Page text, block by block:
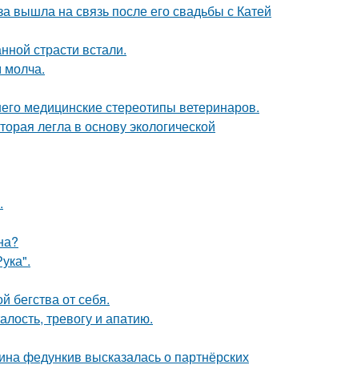
вышла на связь после его свадьбы с Катей
страсти встали.
молча.
медицинские стереотипы ветеринаров.
легла в основу экологической
бегства от себя.
тревогу и апатию.
федункив высказалась о партнёрских